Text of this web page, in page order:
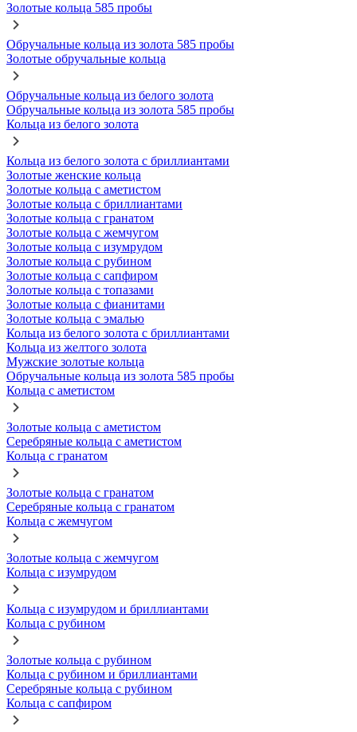
Золотые кольца 585 пробы
Обручальные кольца из золота 585 пробы
Золотые обручальные кольца
Обручальные кольца из белого золота
Обручальные кольца из золота 585 пробы
Кольца из белого золота
Кольца из белого золота с бриллиантами
Золотые женские кольца
Золотые кольца с аметистом
Золотые кольца с бриллиантами
Золотые кольца с гранатом
Золотые кольца с жемчугом
Золотые кольца с изумрудом
Золотые кольца с рубином
Золотые кольца с сапфиром
Золотые кольца с топазами
Золотые кольца с фианитами
Золотые кольца с эмалью
Кольца из белого золота с бриллиантами
Кольца из желтого золота
Мужские золотые кольца
Обручальные кольца из золота 585 пробы
Кольца с аметистом
Золотые кольца с аметистом
Серебряные кольца с аметистом
Кольца с гранатом
Золотые кольца с гранатом
Серебряные кольца с гранатом
Кольца с жемчугом
Золотые кольца с жемчугом
Кольца с изумрудом
Кольца с изумрудом и бриллиантами
Кольца с рубином
Золотые кольца с рубином
Кольца с рубином и бриллиантами
Серебряные кольца с рубином
Кольца с сапфиром